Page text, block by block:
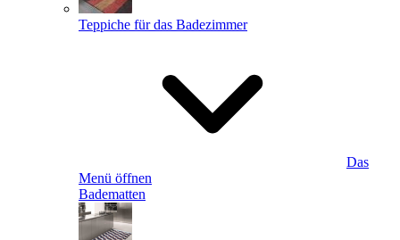
Teppiche für das Badezimmer
Das
Menü öffnen
Badematten